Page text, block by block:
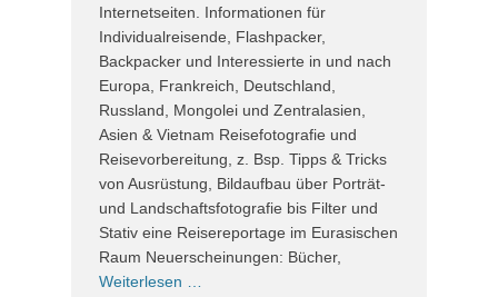
Internetseiten. Informationen für
Individualreisende, Flashpacker,
Backpacker und Interessierte in und nach
Europa, Frankreich, Deutschland,
Russland, Mongolei und Zentralasien,
Asien & Vietnam Reisefotografie und
Reisevorbereitung, z. Bsp. Tipps & Tricks
von Ausrüstung, Bildaufbau über Porträt-
und Landschaftsfotografie bis Filter und
Stativ eine Reisereportage im Eurasischen
Raum Neuerscheinungen: Bücher,
Weiterlesen …